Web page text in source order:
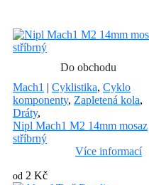
Do obchodu
Mach1 | Cyklistika, Cyklo
komponenty, Zapletená kola,
Dráty,
Nipl Mach1 M2 14mm mosaz
stříbrný
Více informací
od 2 Kč